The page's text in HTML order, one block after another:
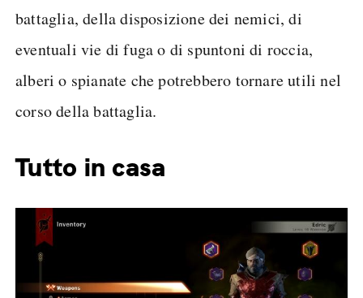
battaglia, della disposizione dei nemici, di
eventuali vie di fuga o di spuntoni di roccia,
alberi o spianate che potrebbero tornare utili nel
corso della battaglia.
Tutto in casa